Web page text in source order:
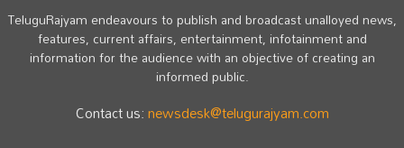
TeluguRajyam endeavours to publish and broadcast unalloyed news,
features, current affairs, entertainment, infotainment and
information for the audience with an objective of creating an
informed public.
Contact us:newsdesk@telugurajyam.com